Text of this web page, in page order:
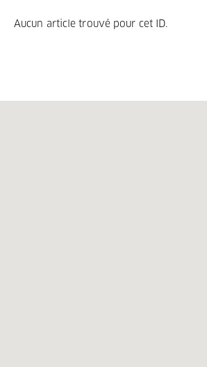
Aucun article trouvé pour cet ID.